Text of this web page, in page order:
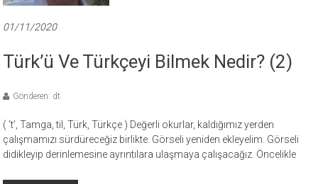
01/11/2020
Türk’ü Ve Türkçeyi Bilmek Nedir? (2)
Gönderen: dt
( ‘t’, Tamga, til, Türk, Türkçe ) Değerli okurlar, kaldığımız yerden
çalışmamızı sürdüreceğiz birlikte. Görseli yeniden ekleyelim. Görseli
didikleyip derinlemesine ayrıntılara ulaşmaya çalışacağız. Öncelikle